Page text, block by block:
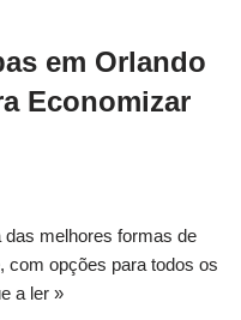
em Orlando
Economizar
melhores formas de
com opções para todos os
a ler »